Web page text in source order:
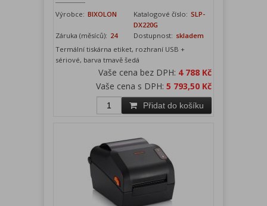
Výrobce: BIXOLON Katalogové číslo: SLP-
DX220G
Záruka (měsíců): 24 Dostupnost: skladem
Termální tiskárna etiket, rozhraní USB +
sériové, barva tmavě šedá
Vaše cena bez DPH: 4 788 Kč
Vaše cena s DPH: 5 793,50 Kč
Přidat do košíku